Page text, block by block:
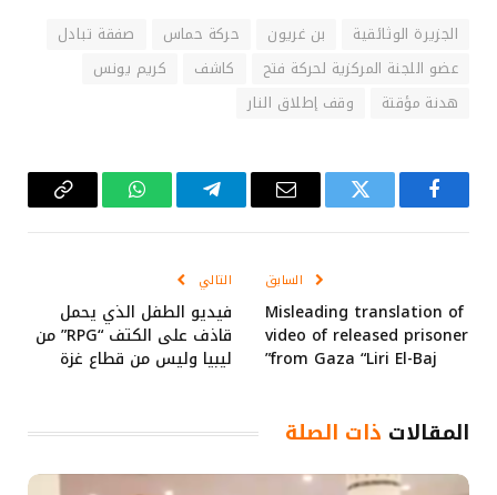
الجزيرة الوثائقية بن غريون حركة حماس
صفقة تبادل
عضو اللجنة المركزية لحركة فتح
كاشف
كريم يونس
هدنة مؤقتة
وقف إطلاق النار
فيسبوك تويتر
البريد
تيلقرام واتساب Copy
السابق
Misleading translation of
video of released prisoner
from Gaza “Liri El-Baj”
التالي
فيديو الطفل الذي يحمل
قاذف على الكتف “RPG” من
ليبيا وليس من قطاع غزة
المقالات ذات الصلة